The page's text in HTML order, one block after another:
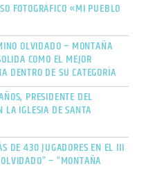
FOTOGRÁFICO «MI PUEBLO
OLVIDADO – MONTAÑA
COMO EL MEJOR
DENTRO DE SU CATEGORÍA
PRESIDENTE DEL
LA IGLESIA DE SANTA
DE 430 JUGADORES EN EL III
– “MONTAÑA